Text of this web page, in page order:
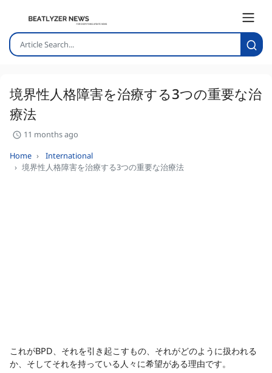
境界性人格障害を治療する3つの重要な治
療法
11 months ago
Home
International
境界性人格障害を治療する3つの重要な治療法
これがBPD、それを引き起こすもの、それがどのように扱われる
か、そしてそれを持っている人々に希望がある理由です。